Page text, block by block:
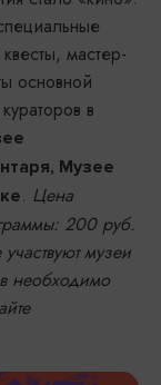
мастер-
основной
в
Музее
. Цена
200 руб.
музеи
необходимо